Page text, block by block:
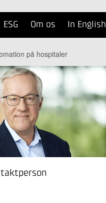
ESG Om os In English
på hospitaler